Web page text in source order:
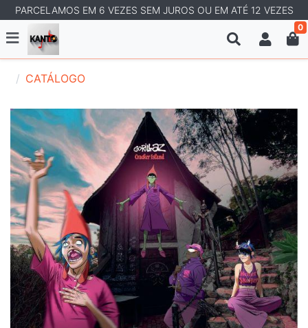
PARCELAMOS EM 6 VEZES SEM JUROS OU EM ATÉ 12 VEZES
0
CATÁLOGO